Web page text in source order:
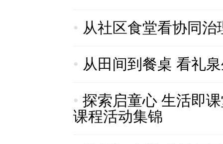
• 从社区食堂看协同
• 从田间到餐桌 看礼
• 探索启童心 生活即
课程活动集锦